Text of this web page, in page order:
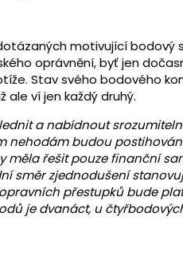
motivující bodový
oprávnění, byť jen
Stav svého bodového
ale ví jen každý druhý.
a nabídnout
nehodám budou
měla řešit pouze finanční
směr zjednodušení
přestupků bude
je dvanáct, u